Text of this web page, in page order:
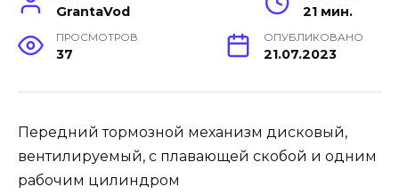
GrantaVod 21 мин.
ПРОСМОТРОВ
37
ОПУБЛИКОВАНО
21.07.2023
Передний тормозной механизм дисковый,
вентилируемый, с плавающей скобой и одним
рабочим цилиндром